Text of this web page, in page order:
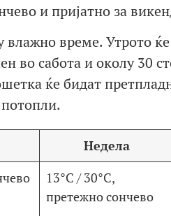
и пријатно за
време. Утрото
во сабота и околу 30
ќе бидат
Недела
13°C / 30°C,
претежно сончево